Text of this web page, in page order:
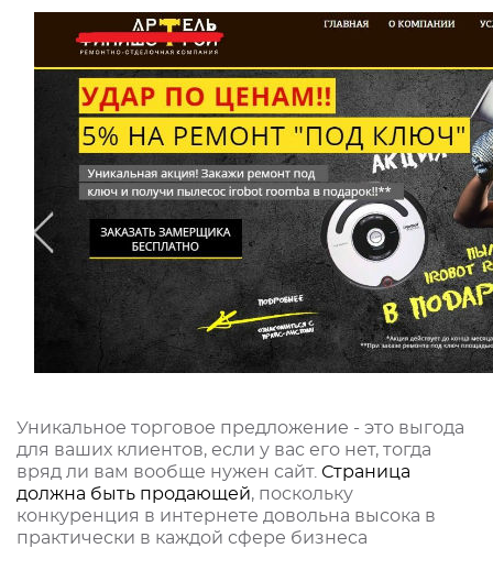
Уникальное торговое предложение - это выгода
для ваших клиентов, если у вас его нет, тогда
вряд ли вам вообще нужен сайт. Страница
должна быть продающей, поскольку
конкуренция в интернете довольна высока в
практически в каждой сфере бизнеса